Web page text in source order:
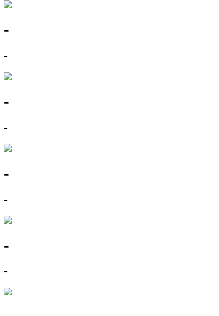
-
-
-
-
-
-
-
-